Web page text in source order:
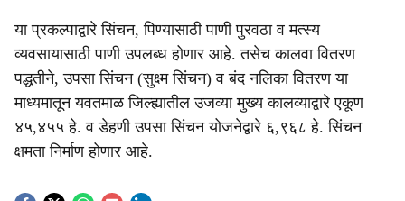
या प्रकल्पाद्वारे सिंचन, पिण्यासाठी पाणी पुरवठा व मत्स्य
व्यवसायासाठी पाणी उपलब्ध होणार आहे. तसेच कालवा वितरण
पद्धतीने, उपसा सिंचन (सुक्ष्म सिंचन) व बंद नलिका वितरण या
माध्यमातून यवतमाळ जिल्ह्यातील उजव्या मुख्य कालव्याद्वारे एकूण
४५,४५५ हे. व डेहणी उपसा सिंचन योजनेद्वारे ६,९६८ हे. सिंचन
क्षमता निर्माण होणार आहे.